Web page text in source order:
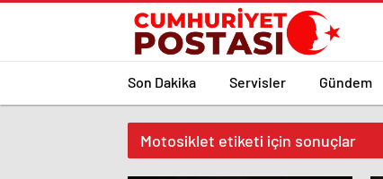
Son Dakika Servisler Gündem
Motosiklet etiketi için sonuçlar